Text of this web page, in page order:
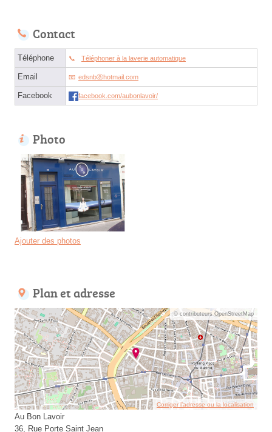
Contact
Téléphone Téléphoner à la laverie automatique
Email edsnbⓐhotmail.com
Facebook facebook.com/aubonlavoir/
Photo
Ajouter des photos
Plan et adresse
© contributeurs OpenStreetMap
Corriger l’adresse ou la localisation
Au Bon Lavoir
36, Rue Porte Saint Jean